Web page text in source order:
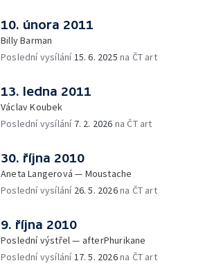
10. února 2011
Billy Barman
Poslední vysílání15. 6. 2025 na ČT art
13. ledna 2011
Václav Koubek
Poslední vysílání 7. 2. 2026 na ČT art
30. října 2010
Aneta Langerová — Moustache
Poslední vysílání 26. 5. 2026na ČT art
9. října 2010
Poslední výstřel — afterPhurikane
Poslední vysílání17. 5. 2026na ČT art